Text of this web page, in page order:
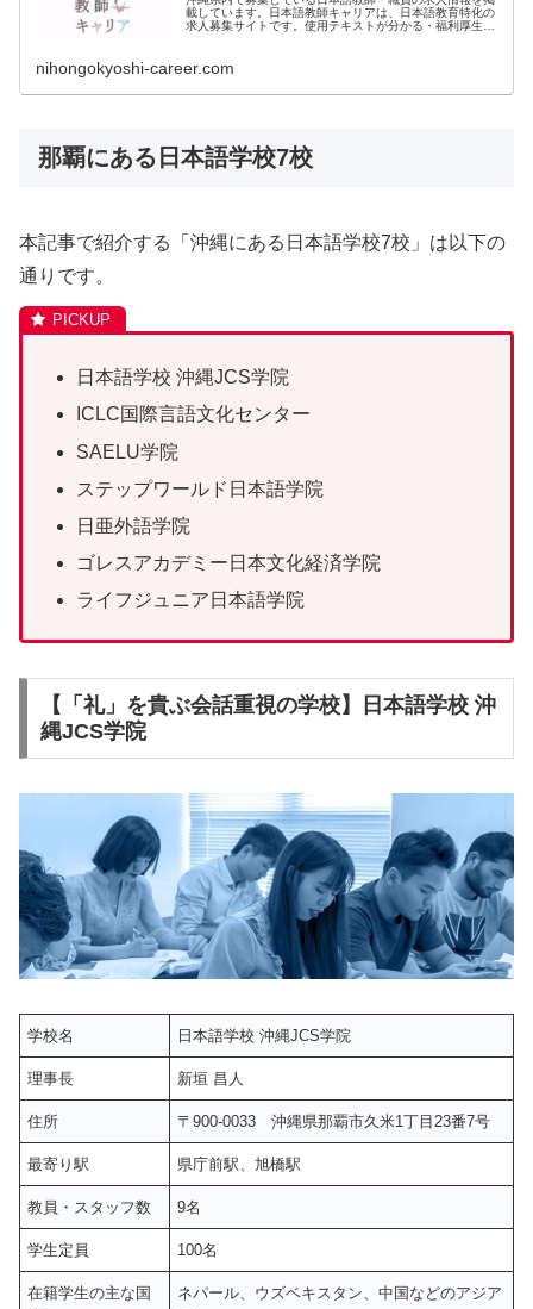
載しています。日本語教師キャリアは、日本語教育特化の
求人募集サイトです。使用テキストが分かる・福利厚生が
nihongokyoshi-career.com
那覇にある日本語学校7校
本記事で紹介する「沖縄にある日本語学校7校」は以下の
通りです。
日本語学校 沖縄JCS学院
ICLC国際言語文化センター
SAELU学院
ステップワールド日本語学院
日亜外語学院
ゴレスアカデミー日本文化経済学院
ライフジュニア日本語学院
【「礼」を貴ぶ会話重視の学校】日本語学校 沖
縄JCS学院
学校名 日本語学校 沖縄JCS学院
理事長 新垣 昌人
住所 〒900-0033 沖縄県那覇市久米1丁目23番7号
最寄り駅 県庁前駅、旭橋駅
教員・スタッフ数 9名
学生定員 100名
在籍学生の主な国
ネパール、ウズベキスタン、中国などのアジア